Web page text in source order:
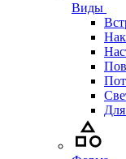
Виды